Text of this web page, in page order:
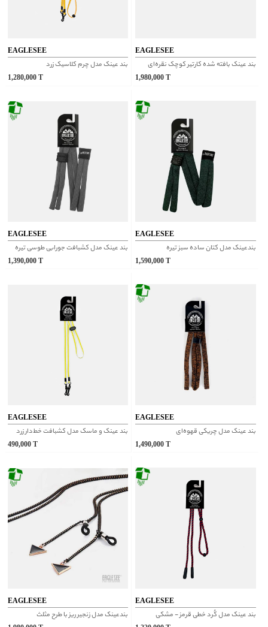
EAGLESEE
بند عینک مدل چرم کلاسیک زرد
1,280,000
EAGLESEE
بند عینک بافته شده کارتیر کوچک نقره‌ای
1,980,000
EAGLESEE
بند عینک مدل کشبافت جورابی طوسی تیره
1,390,000
EAGLESEE
بندعینک مدل کتان ساده سبز تیره
1,590,000
EAGLESEE
بند عینک و ماسک مدل کشبافت خط‌دار زرد
490,000
EAGLESEE
بند عینک مدل چریکی قهوه‌ای
1,490,000
EAGLESEE
بندعینک مدل زنجیر ریز با طرح مثلث
EAGLESEE
بند عینک مدل کُرد خطی قرمز - مشکی